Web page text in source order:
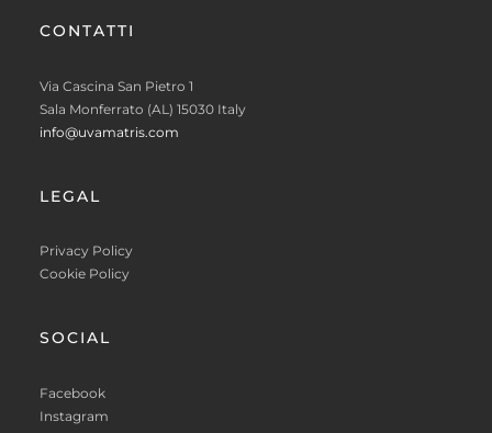
CONTATTI
Via Cascina San Pietro 1
Sala Monferrato (AL) 15030 Italy
info@uvamatris.com
LEGAL
Privacy Policy
Cookie Policy
SOCIAL
Facebook
Instagram